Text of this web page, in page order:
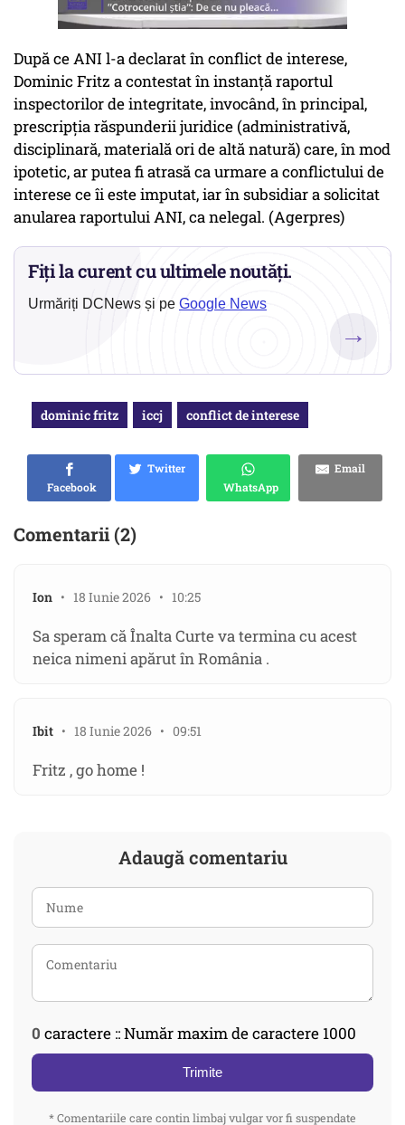
După ce ANI l-a declarat în conflict de interese,
Dominic Fritz a contestat în instanță raportul
inspectorilor de integritate, invocând, în principal,
prescripția răspunderii juridice (administrativă,
disciplinară, materială ori de altă natură) care, în mod
ipotetic, ar putea fi atrasă ca urmare a conflictului de
interese ce îi este imputat, iar în subsidiar a solicitat
anularea raportului ANI, ca nelegal. (Agerpres)
Fiți la curent cu ultimele noutăți.
Urmăriți DCNews și pe Google News
→
dominic fritz iccj conflict de interese
Facebook
Twitter
WhatsApp
Email
Comentarii (2)
Ion • 18 Iunie 2026 • 10:25
Sa speram că Înalta Curte va termina cu acest
neica nimeni apărut în România .
Ibit • 18 Iunie 2026 • 09:51
Fritz , go home !
Adaugă comentariu
0 caractere :: Număr maxim de caractere 1000
Trimite
* Comentariile care contin limbaj vulgar vor fi suspendate